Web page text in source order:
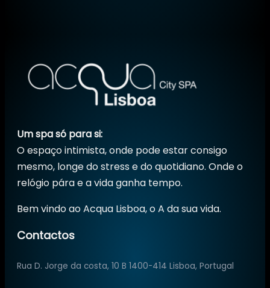
Um spa só para si:
O espaço intimista, onde pode estar consigo
mesmo, longe do stress e do quotidiano. Onde o
relógio pára e a vida ganha tempo.
Bem vindo ao Acqua Lisboa, o A da sua vida.
Contactos
Rua D. Jorge da costa, 10 B 1400-414 Lisboa, Portugal